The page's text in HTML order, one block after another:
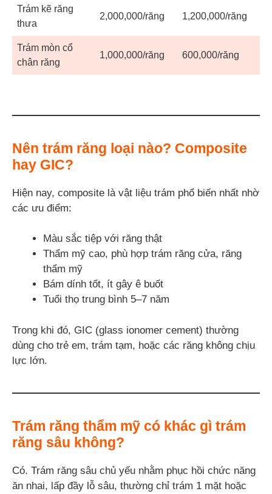
Trám kẽ răng
thưa
2,000,000/răng 1,200,000/răng
Trám mòn cổ
chân răng
1,000,000/răng 600,000/răng
Nên trám răng loại nào? Composite
hay GIC?
Hiện nay, composite là vật liệu trám phổ biến nhất nhờ
các ưu điểm:
Màu sắc tiệp với răng thật
Thẩm mỹ cao, phù hợp trám răng cửa, răng
thẩm mỹ
Bám dính tốt, ít gây ê buốt
Tuổi thọ trung bình 5–7 năm
Trong khi đó, GIC (glass ionomer cement) thường
dùng cho trẻ em, trám tạm, hoặc các răng không chịu
lực lớn.
Trám răng thẩm mỹ có khác gì trám
răng sâu không?
Có. Trám răng sâu chủ yếu nhằm phục hồi chức năng
ăn nhai, lấp đầy lỗ sâu, thường chỉ trám 1 mặt hoặc